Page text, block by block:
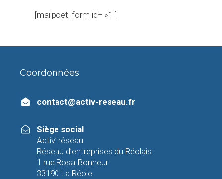
[mailpoet_form id= »1″]
Coordonnées
contact@activ-reseau.fr
Siège social
Activ’ réseau
Réseau d’entreprises du Réolais
1 rue Rosa Bonheur
33190 La Réole